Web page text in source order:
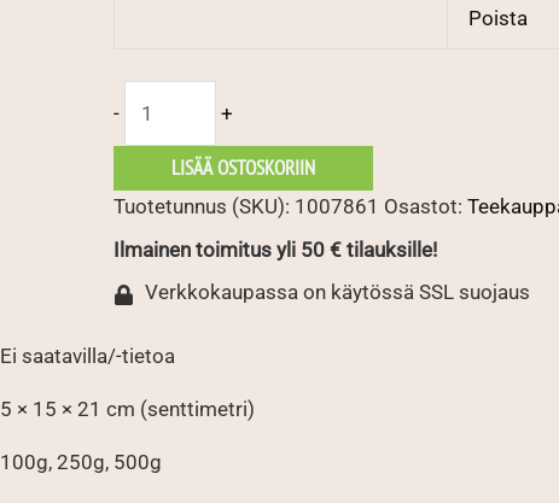
Poista
-
määrä
+
LISÄÄ OSTOSKORIIN
Tuotetunnus (SKU): 1007861 Osastot:
Ilmainen toimitus yli 50 € tilauksille!
Verkkokaupassa on käytössä SSL suojaus
Ei saatavilla/-tietoa
5 × 15 × 21 cm (senttimetri)
100g, 250g, 500g